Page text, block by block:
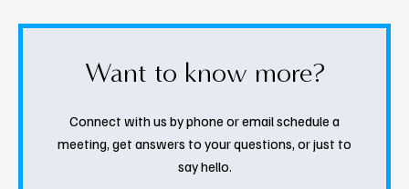
Want to know more?
Connect with us by phone or email schedule a
meeting, get answers to your questions, or just to
say hello.